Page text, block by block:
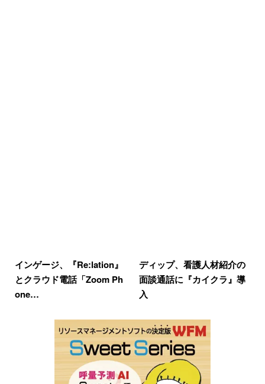
インゲージ、『Re:lation』
とクラウド電話「Zoom Ph
one…
ディップ、看護人材紹介の
面談通話に『カイクラ』導
入